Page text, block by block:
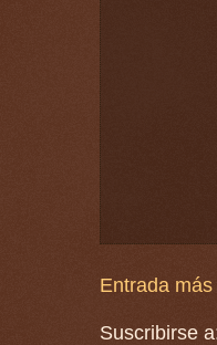
Entrada
Suscribirse